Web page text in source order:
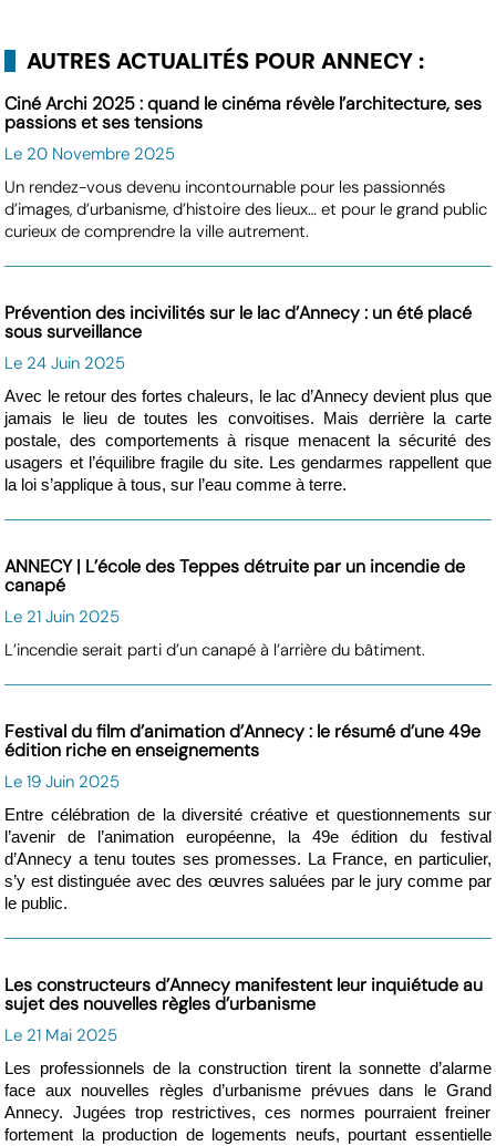
AUTRES ACTUALITÉS POUR ANNECY :
Ciné Archi 2025 : quand le cinéma révèle l’architecture, ses
passions et ses tensions
Le 20 Novembre 2025
Un rendez-vous devenu incontournable pour les passionnés
d’images, d’urbanisme, d’histoire des lieux… et pour le grand public
curieux de comprendre la ville autrement.
Prévention des incivilités sur le lac d’Annecy : un été placé
sous surveillance
Le 24 Juin 2025
Avec le retour des fortes chaleurs, le lac d’Annecy devient plus que
jamais le lieu de toutes les convoitises. Mais derrière la carte
postale, des comportements à risque menacent la sécurité des
usagers et l’équilibre fragile du site. Les gendarmes rappellent que
la loi s’applique à tous, sur l’eau comme à terre.
ANNECY | L’école des Teppes détruite par un incendie de
canapé
Le 21 Juin 2025
L’incendie serait parti d’un canapé à l’arrière du bâtiment.
Festival du film d’animation d’Annecy : le résumé d’une 49e
édition riche en enseignements
Le 19 Juin 2025
Entre célébration de la diversité créative et questionnements sur
l’avenir de l’animation européenne, la 49e édition du festival
d’Annecy a tenu toutes ses promesses. La France, en particulier,
s’y est distinguée avec des œuvres saluées par le jury comme par
le public.
Les constructeurs d’Annecy manifestent leur inquiétude au
sujet des nouvelles règles d’urbanisme
Le 21 Mai 2025
Les professionnels de la construction tirent la sonnette d’alarme
face aux nouvelles règles d’urbanisme prévues dans le Grand
Annecy. Jugées trop restrictives, ces normes pourraient freiner
fortement la production de logements neufs, pourtant essentielle